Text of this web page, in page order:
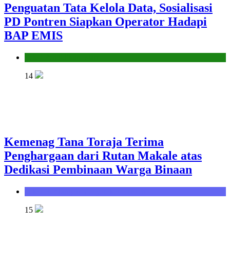
Penguatan Tata Kelola Data, Sosialisasi
PD Pontren Siapkan Operator Hadapi
BAP EMIS
14
Kemenag Tana Toraja Terima
Penghargaan dari Rutan Makale atas
Dedikasi Pembinaan Warga Binaan
15